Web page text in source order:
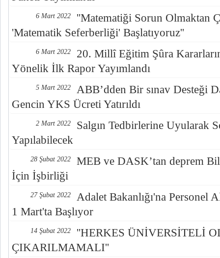
6 Mart 2022
''Matematiği Sorun Olmaktan
'Matematik Seferberliği' Başlatıyoruz''
6 Mart 2022
20. Millî Eğitim Şûra
Yönelik İlk Rapor Yayımlandı
5 Mart 2022
ABB’dden Bir sınav Desteği
Gencin YKS Ücreti Yatırıldı
2 Mart 2022
Salgın Tedbirlerine Uyularak
Yapılabilecek
28 Şubat 2022
MEB ve DASK’tan deprem
İçin İşbirliği
27 Şubat 2022
Adalet Bakanlığı'na Personel
1 Mart'ta Başlıyor
14 Şubat 2022
''HERKES ÜNİVERSİTELİ
ÇIKARILMAMALI''